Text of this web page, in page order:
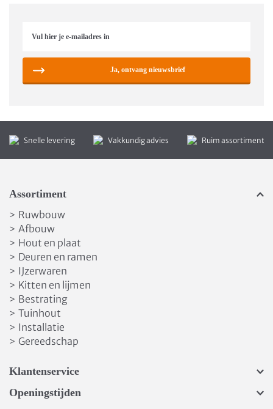
Ja, ontvang nieuwsbrief
Snelle levering Vakkundig advies Ruim assortiment
Assortiment
> Ruwbouw
> Afbouw
> Hout en plaat
> Deuren en ramen
> IJzerwaren
> Kitten en lijmen
> Bestrating
> Tuinhout
> Installatie
> Gereedschap
Klantenservice
Openingstijden